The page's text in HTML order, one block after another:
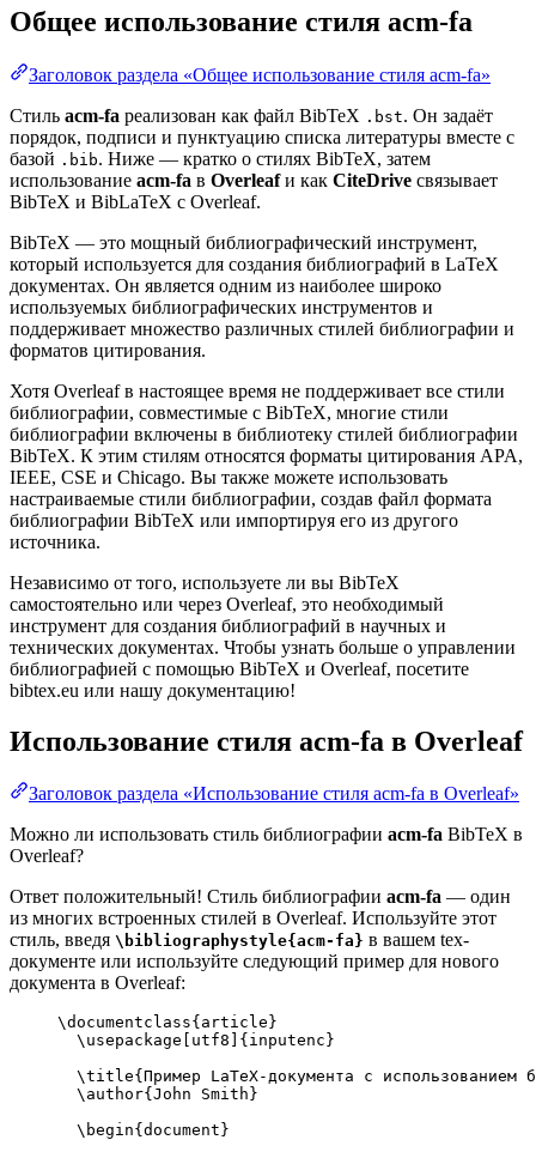
Общее использование стиля acm-fa
Заголовок раздела «Общее использование стиля acm-fa»
Стиль acm-fa реализован как файл BibTeX .bst. Он задаёт
порядок, подписи и пунктуацию списка литературы вместе с
базой .bib. Ниже — кратко о стилях BibTeX, затем
использование acm-fa в Overleafи как CiteDrive связывает
BibTeX и BibLaTeX с Overleaf.
BibTeX — это мощный библиографический инструмент,
который используется для создания библиографий в LaTeX
документах. Он является одним из наиболее широко
используемых библиографических инструментов и
поддерживает множество различных стилей библиографии и
форматов цитирования.
Хотя Overleaf в настоящее время не поддерживает все стили
библиографии, совместимые с BibTeX, многие стили
библиографии включены в библиотеку стилей библиографии
BibTeX. К этим стилям относятся форматы цитирования APA,
IEEE, CSE и Chicago. Вы также можете использовать
настраиваемые стили библиографии, создав файл формата
библиографии BibTeX или импортируя его из другого
источника.
Независимо от того, используете ли вы BibTeX
самостоятельно или через Overleaf, это необходимый
инструмент для создания библиографий в научных и
технических документах. Чтобы узнать больше о управлении
библиографией с помощью BibTeX и Overleaf, посетите
bibtex.eu или нашу документацию!
Использование стиля acm-fa в Overleaf
Заголовок раздела «Использование стиля acm-fa в Overleaf»
Можно ли использовать стиль библиографии acm-fa BibTeX в
Overleaf?
Ответ положительный! Стиль библиографии acm-fa — один
из многих встроенных стилей в Overleaf. Используйте этот
стиль, введя \bibliographystyle{acm-fa} в вашем tex-
документе или используйте следующий пример для нового
документа в Overleaf:
\documentclass{ article }
\usepackage
utf8 ]{ inputenc }
\title{Пример LaTeX-документа с использованием
\author{John Smith}
\begin{ document }